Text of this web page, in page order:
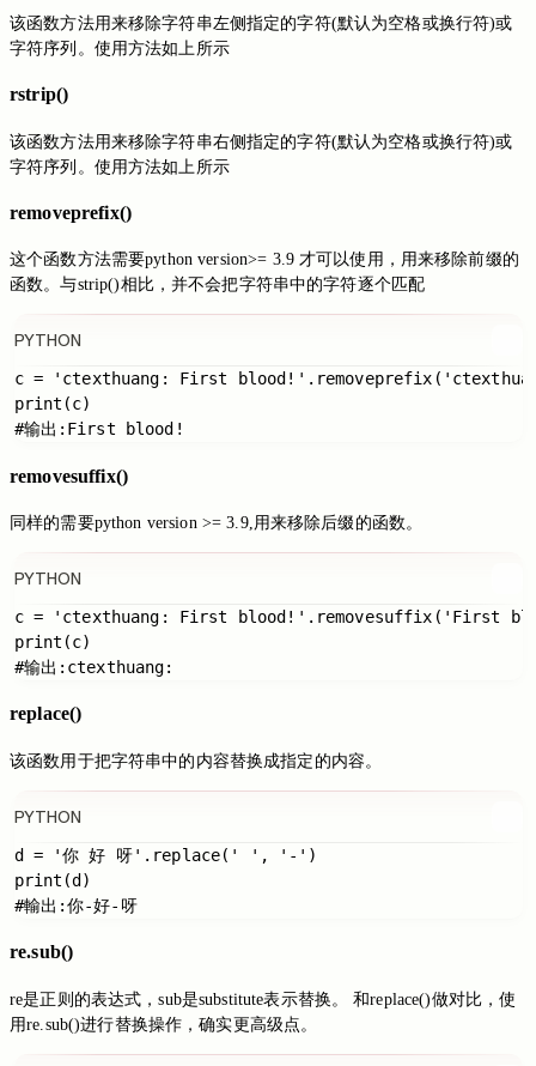
该函数方法用来移除字符串左侧指定的字符(默认为空格或换行符)或
字符序列。使用方法如上所示
rstrip()
该函数方法用来移除字符串右侧指定的字符(默认为空格或换行符)或
字符序列。使用方法如上所示
removeprefix()
这个函数方法需要python version>= 3.9 才可以使用，用来移除前缀的
函数。与strip()相比，并不会把字符串中的字符逐个匹配
PYTHON
c = 'ctexthuang: First
print(c)
removesuffix()
同样的需要python version >= 3.9,用来移除后缀的函数。
PYTHON
c = 'ctexthuang: First blood!'.removesuffix('First
print(c)
replace()
该函数用于把字符串中的内容替换成指定的内容。
PYTHON
d = '你 好 呀'.replace(' ', '-')
print(d)
#輸出:你-好-呀
re.sub()
re是正则的表达式，sub是substitute表示替换。 和replace()做对比，使
用re.sub()进行替换操作，确实更高级点。